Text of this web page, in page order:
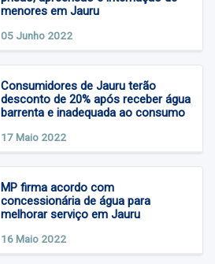
Indiavaí
Jauru
Lambari D'Oeste
Pontes e Lacerda
Porto Esperidião
Informes publicitários
Preferência Popular
Revista Popular
menores em Jauru
05 Junho 2022
Consumidores de Jauru terão
desconto de 20% após receber água
barrenta e inadequada ao consumo
17 Maio 2022
MP firma acordo com
concessionária de água para
melhorar serviço em Jauru
16 Maio 2022